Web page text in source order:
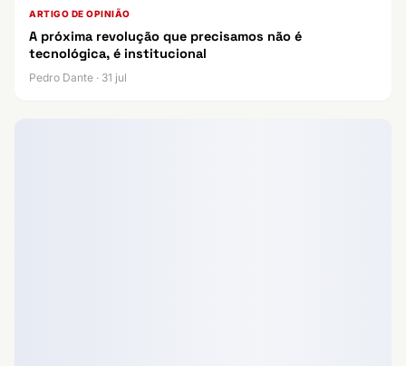
ARTIGO DE OPINIÃO
A próxima revolução que precisamos não é
tecnológica, é institucional
Pedro Dante · 31 jul